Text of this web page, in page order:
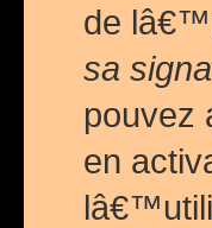
de
sa
pouvez
en